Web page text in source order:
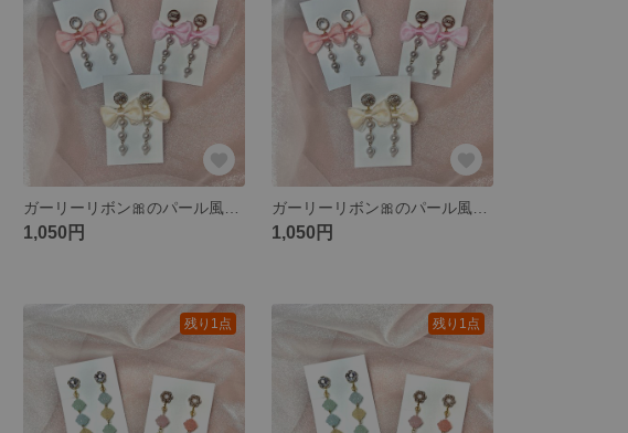
1,050円 1,050円
残り1点 残り1点